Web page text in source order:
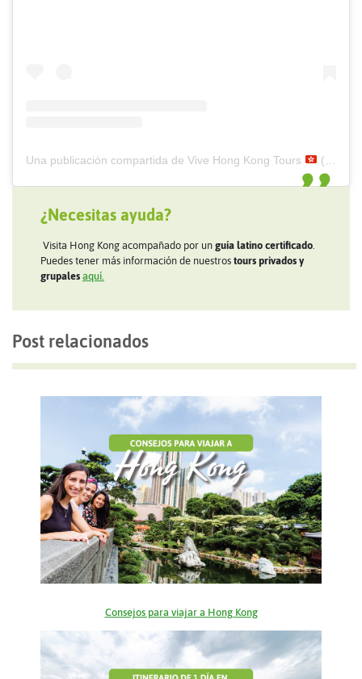
Una publicación compartida de Vive Hong Kong Tours (@vivehongkong)
¿Necesitas ayuda?
Visita Hong Kong acompañado por un guía latino certificado
Puedes tener más información de nuestros tours privados y
grupales aquí.
Post relacionados
Consejos para viajar a Hong Kong